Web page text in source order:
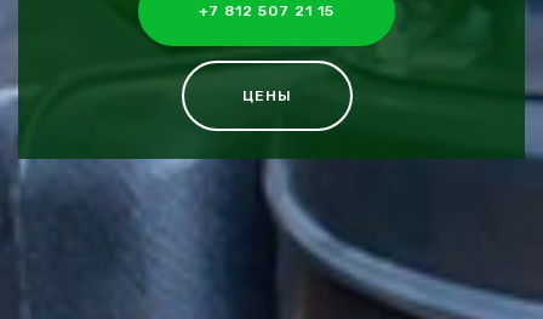
+7 812 507 21 15
ЦЕНЫ